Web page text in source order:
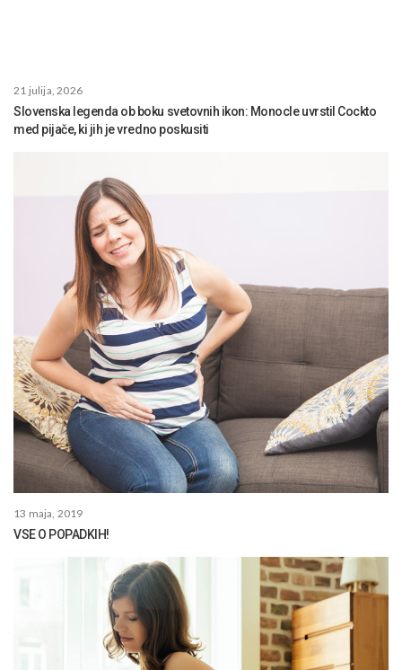
21 julija, 2026
Slovenska legenda ob boku svetovnih ikon: Monocle uvrstil Cockto
med pijače, ki jih je vredno poskusiti
13 maja, 2019
VSE O POPADKIH!